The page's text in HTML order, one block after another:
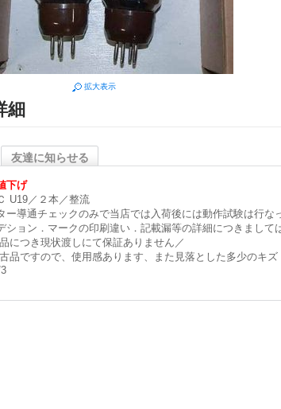
拡大表示
細
友達に知らせる
下げ
U19／２本／整流
ー導通チェックのみで当店では入荷後には動作試験は行な
ション．マークの印刷違い．記載漏等の詳細につきまして
につき現状渡しにて保証ありません／
品ですので、使用感あります、また見落とした多少のキ